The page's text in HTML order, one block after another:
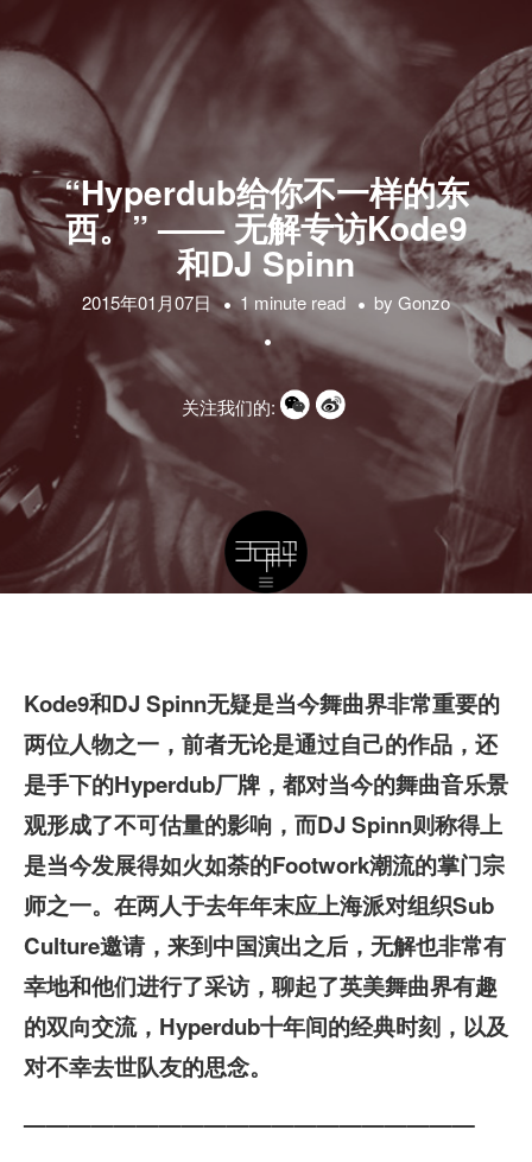
“Hyperdub给你不一样的东
西。” —— 无解专访Kode9
和DJ Spinn
2015年01月07日 1 minute read by Gonzo
关注我们的:
Kode9和DJ Spinn无疑是当今舞曲界非常重要的
两位人物之一，前者无论是通过自己的作品，还
是手下的Hyperdub厂牌，都对当今的舞曲音乐景
观形成了不可估量的影响，而DJ Spinn则称得上
是当今发展得如火如荼的Footwork潮流的掌门宗
师之一。在两人于去年年末应上海派对组织Sub
Culture邀请，来到中国演出之后，无解也非常有
幸地和他们进行了采访，聊起了英美舞曲界有趣
的双向交流，Hyperdub十年间的经典时刻，以及
对不幸去世队友的思念。
————————————————————